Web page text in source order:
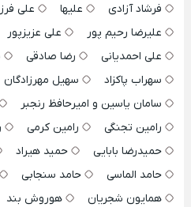
فرشاد آزادی
علیها علی
علیرضا رحیم پور
علی عزیزپور
علی احمدیانی
رضا صادقی
سهراب پاکزاد
سهیل مهرزادگان
سامان یاسین و امیرحافظ رنجبر
رامین تجنگی
رامین کرمی
حمیدرضا بابایی
حمید هیراد
حامد الماسی
حامد سنجابی
همایون شجریان
هوروش بند